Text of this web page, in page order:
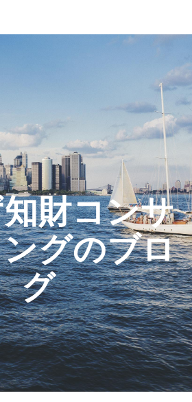
財コンサ
グのブロ
グ
SERVICES
活動のROICへの貢献
用した知財戦略の策定方法
」で、新たな発明を創出する方法